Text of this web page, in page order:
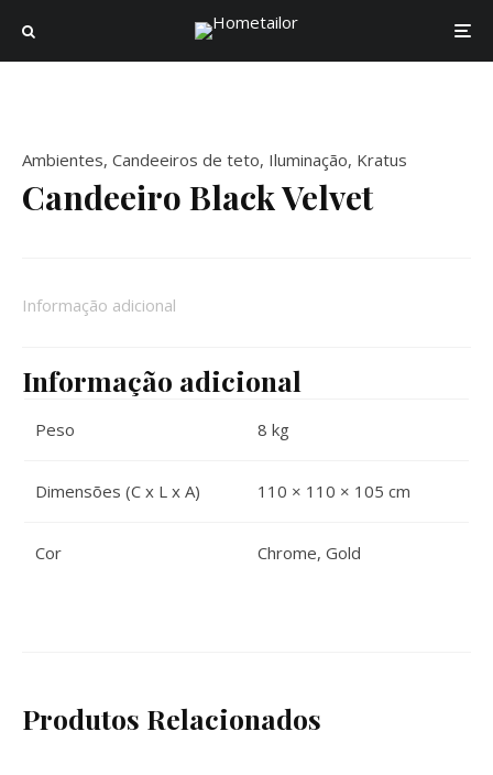
Ambientes, Candeeiros de teto, Iluminação, Kratus
Candeeiro Black Velvet
Informação adicional
Informação adicional
Peso 8 kg
Dimensões (C x L x A) 110 × 110 × 105 cm
Cor Chrome, Gold
Produtos Relacionados